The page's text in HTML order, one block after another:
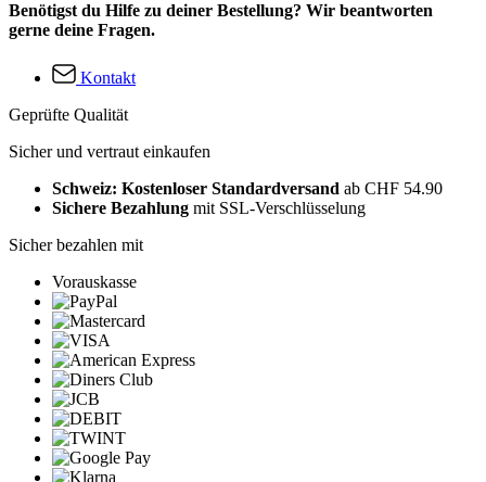
Benötigst du Hilfe zu deiner Bestellung? Wir beantworten
gerne deine Fragen.
Kontakt
Geprüfte Qualität
Sicher und vertraut einkaufen
Schweiz: Kostenloser Standardversand ab CHF 54.90
Sichere Bezahlung mit SSL-Verschlüsselung
Sicher bezahlen mit
Vorauskasse